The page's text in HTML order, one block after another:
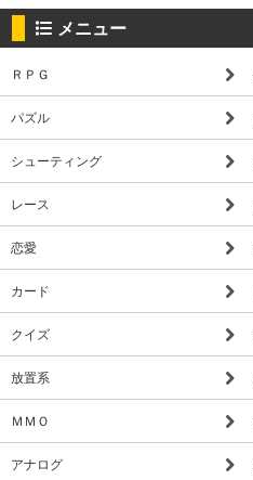
メニュー
ＲＰＧ
パズル
シューティング
レース
恋愛
カード
クイズ
放置系
ＭＭＯ
アナログ